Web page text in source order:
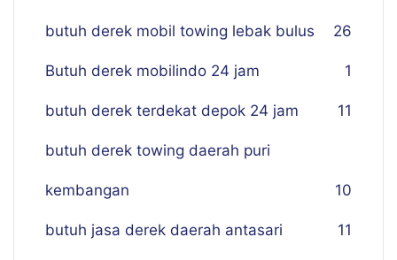
butuh derek mobil towing lebak bulus 26
Butuh derek mobilindo 24 jam 1
butuh derek terdekat depok 24 jam 11
butuh derek towing daerah puri
kembangan 10
butuh jasa derek daerah antasari 11